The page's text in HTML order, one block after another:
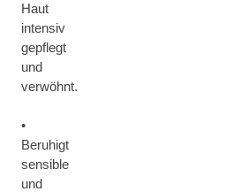
Haut
intensiv
gepflegt
und
verwöhnt.
•
Beruhigt
sensible
und